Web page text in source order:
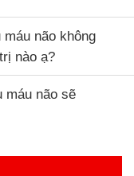
não không
nào ạ?
máu não sẽ